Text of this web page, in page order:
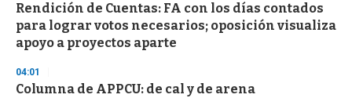
Rendición de Cuentas: FA con los días contados
para lograr votos necesarios; oposición visualiza
apoyo a proyectos aparte
04:01
Columna de APPCU: de cal y de arena